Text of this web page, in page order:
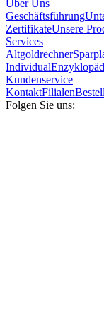
Über Uns
Geschäftsführung
ZertifikateUnsere
Services
Altgoldrechner
Individual
Kundenservice
KontaktFilialen
Folgen Sie uns: